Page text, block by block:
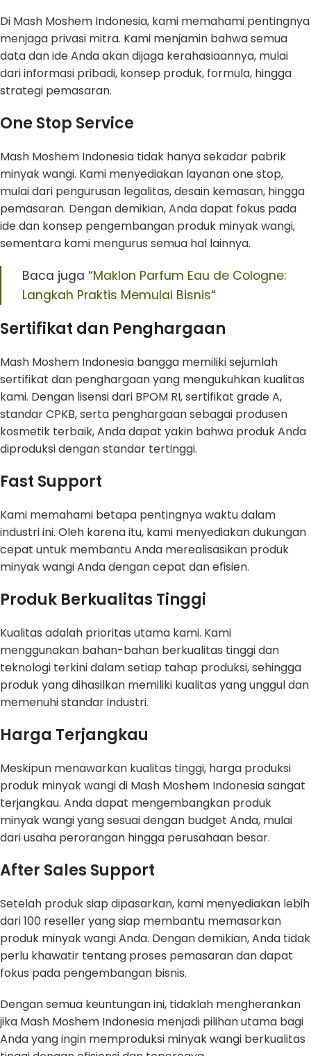
Di Mash Moshem Indonesia, kami memahami pentingnya
menjaga privasi mitra. Kami menjamin bahwa semua
data dan ide Anda akan dijaga kerahasiaannya, mulai
dari informasi pribadi, konsep produk, formula, hingga
strategi pemasaran.
One Stop Service
Mash Moshem Indonesia tidak hanya sekadar pabrik
minyak wangi. Kami menyediakan layanan one stop,
mulai dari pengurusan legalitas, desain kemasan, hingga
pemasaran. Dengan demikian, Anda dapat fokus pada
ide dan konsep pengembangan produk minyak wangi,
sementara kami mengurus semua hal lainnya.
Baca juga “Maklon Parfum Eau de Cologne:
Langkah Praktis Memulai Bisnis“
Sertifikat dan Penghargaan
Mash Moshem Indonesia bangga memiliki sejumlah
sertifikat dan penghargaan yang mengukuhkan kualitas
kami. Dengan lisensi dari BPOM RI, sertifikat grade A,
standar CPKB, serta penghargaan sebagai produsen
kosmetik terbaik, Anda dapat yakin bahwa produk Anda
diproduksi dengan standar tertinggi.
Fast Support
Kami memahami betapa pentingnya waktu dalam
industri ini. Oleh karena itu, kami menyediakan dukungan
cepat untuk membantu Anda merealisasikan produk
minyak wangi Anda dengan cepat dan efisien.
Produk Berkualitas Tinggi
Kualitas adalah prioritas utama kami. Kami
menggunakan bahan-bahan berkualitas tinggi dan
teknologi terkini dalam setiap tahap produksi, sehingga
produk yang dihasilkan memiliki kualitas yang unggul dan
memenuhi standar industri.
Harga Terjangkau
Meskipun menawarkan kualitas tinggi, harga produksi
produk minyak wangi di Mash Moshem Indonesia sangat
terjangkau. Anda dapat mengembangkan produk
minyak wangi yang sesuai dengan budget Anda, mulai
dari usaha perorangan hingga perusahaan besar.
After Sales Support
Setelah produk siap dipasarkan, kami menyediakan lebih
dari 100 reseller yang siap membantu memasarkan
produk minyak wangi Anda. Dengan demikian, Anda tidak
perlu khawatir tentang proses pemasaran dan dapat
fokus pada pengembangan bisnis.
Dengan semua keuntungan ini, tidaklah mengherankan
jika Mash Moshem Indonesia menjadi pilihan utama bagi
Anda yang ingin memproduksi minyak wangi berkualitas